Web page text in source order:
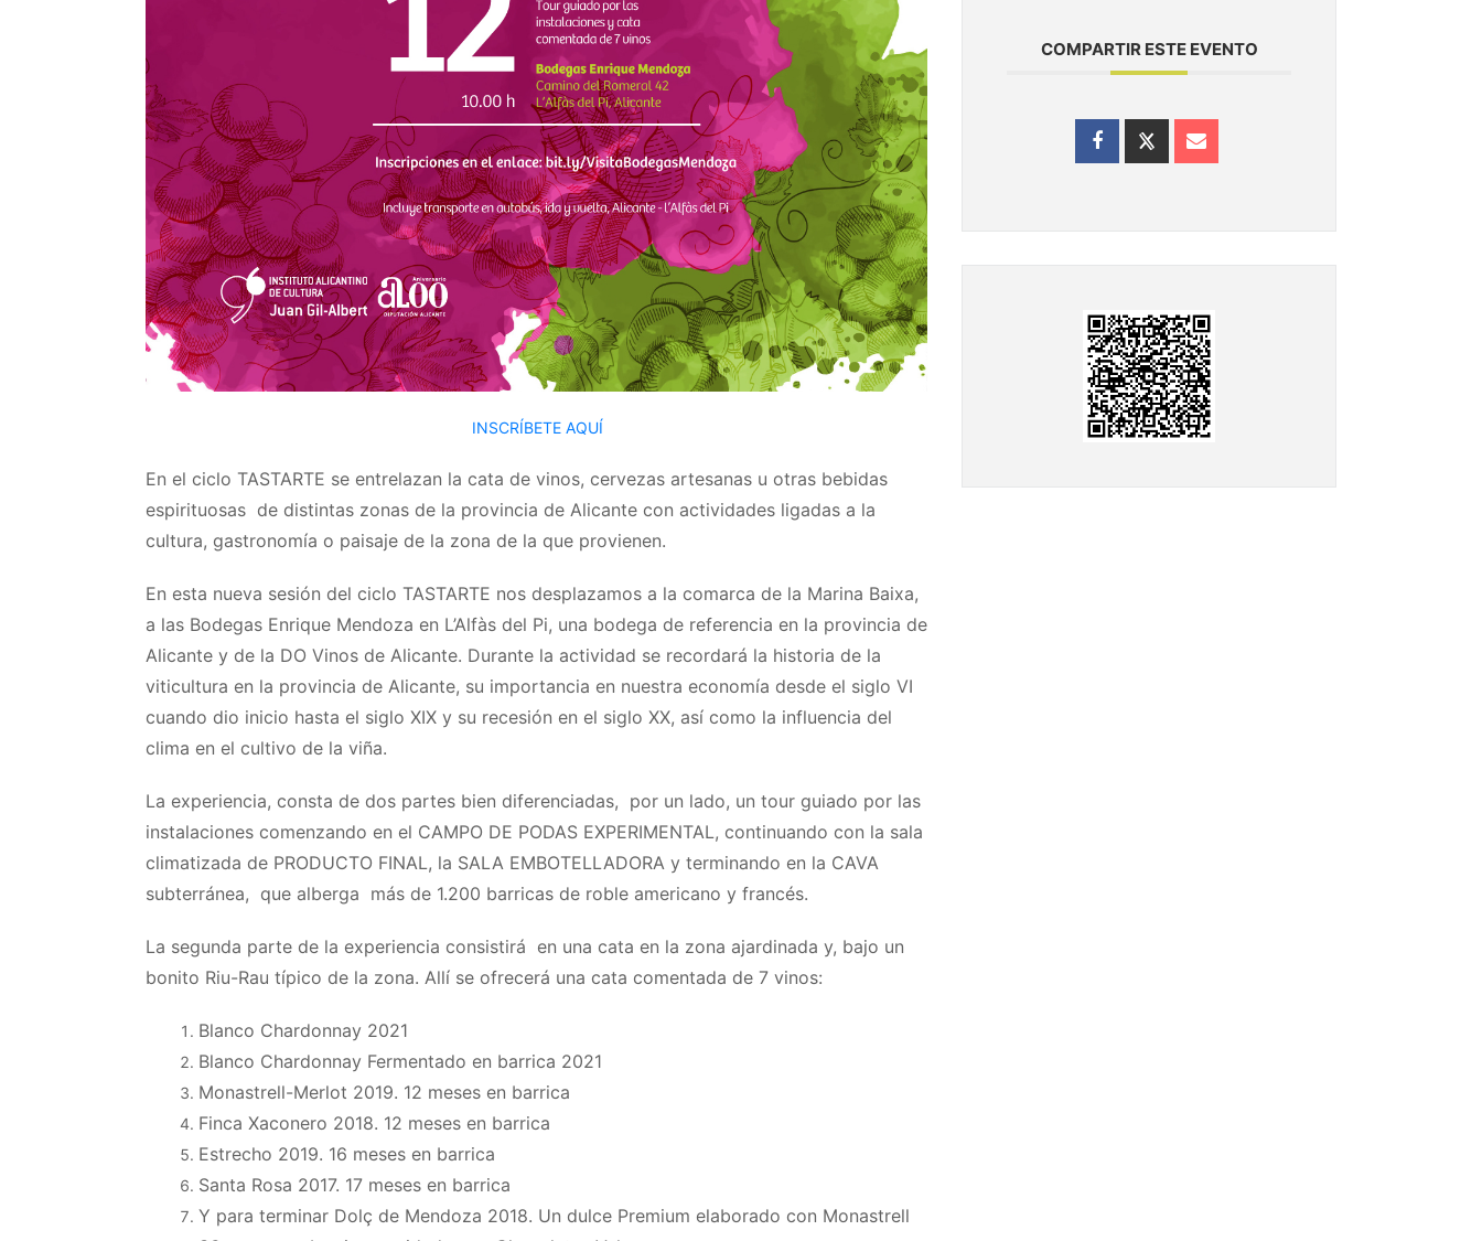
INSCRÍBETE AQUÍ
En el ciclo TASTARTE se entrelazan la cata de vinos, cervezas artesanas u otras bebidas
espirituosas de distintas zonas de la provincia de Alicante con actividades ligadas a la
cultura, gastronomía o paisaje de la zona de la que provienen.
En esta nueva sesión del ciclo TASTARTE nos desplazamos a la comarca de la Marina Baixa,
a las Bodegas Enrique Mendoza en L’Alfàs del Pi, una bodega de referencia en la provincia de
Alicante y de la DO Vinos de Alicante. Durante la actividad se recordará la historia de la
viticultura en la provincia de Alicante, su importancia en nuestra economía desde el siglo VI
cuando dio inicio hasta el siglo XIX y su recesión en el siglo XX, así como la influencia del
clima en el cultivo de la viña.
La experiencia, consta de dos partes bien diferenciadas, por un lado, un tour guiado por las
instalaciones comenzando en el CAMPO DE PODAS EXPERIMENTAL, continuando con la sala
climatizada de PRODUCTO FINAL, la SALA EMBOTELLADORA y terminando en la CAVA
subterránea, que alberga más de 1.200 barricas de roble americano y francés.
La segunda parte de la experiencia consistirá en una cata en la zona ajardinada y, bajo un
bonito Riu-Rau típico de la zona. Allí se ofrecerá una cata comentada de 7 vinos:
Blanco Chardonnay 2021
Blanco Chardonnay Fermentado en barrica 2021
Monastrell-Merlot 2019. 12 meses en barrica
Finca Xaconero 2018. 12 meses en barrica
Estrecho 2019. 16 meses en barrica
Santa Rosa 2017. 17 meses en barrica
Y para terminar Dolç de Mendoza 2018. Un dulce Premium elaborado con Monastrell
COMPARTIR ESTE EVENTO